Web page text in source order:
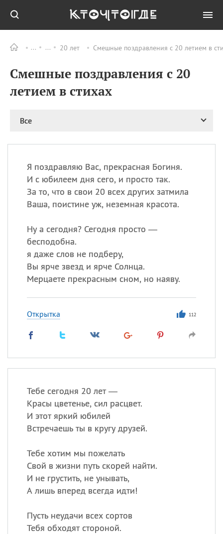
20 лет Смешные поздравления с 20 летием в
Смешные поздравления с 20
летием в стихах
Все
Я поздравляю Вас, прекрасная Богиня.
И с юбилеем дня сего, и просто так.
За то, что в свои 20 всех других затмила
Ваша, поистине уж, неземная красота.
Ну а сегодня? Сегодня просто —
бесподобна.
я даже слов не подберу,
Вы ярче звезд и ярче Солнца.
Мерцаете прекрасным сном, но наяву.
Открытка 112
Тебе сегодня 20 лет —
Красы цветенье, сил расцвет.
И этот яркий юбилей
Встречаешь ты в кругу друзей.
Тебе хотим мы пожелать
Свой в жизни путь скорей найти.
И не грустить, не унывать,
А лишь вперед всегда идти!
Пусть неудачи всех сортов
Тебя обходят стороной.
ПРАЗДНИКИ Все
08.08 День «Счастье
великомученика
покровителя всех
врачей и целителя
больных
09.08 День книголюбов (Book
Lovers Day)
Сегодня празднуют именины
происхождение